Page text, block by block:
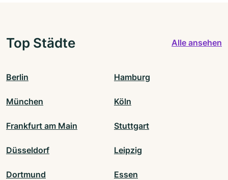
Top Städte Alle ansehen
Berlin Hamburg
München Köln
Frankfurt am Main Stuttgart
Düsseldorf Leipzig
Dortmund Essen